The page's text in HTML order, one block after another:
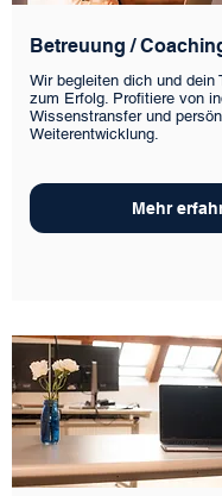
Betreuung /
Wir begleiten dich und dein
zum Erfolg. Profitiere von
Wissenstransfer und
Weiterentwicklung.
Mehr